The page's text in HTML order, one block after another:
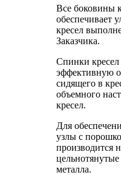
Все боковины
обеспечивает
кресел
Заказчика.
Спинки
эффективную
сидящего в
объемного
кресел.
Для
узлы с
производится
металла.